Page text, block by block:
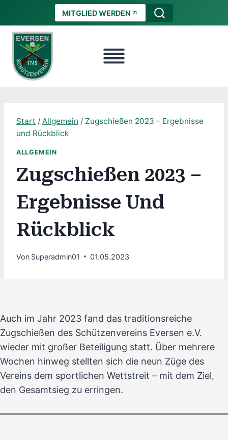
springen
MITGLIED WERDEN
Start / Allgemein / Zugschießen 2023 – Ergebnisse
und Rückblick
ALLGEMEIN
Zugschießen 2023 –
Ergebnisse Und
Rückblick
Von Superadmin01 01.05.2023
Auch im Jahr 2023 fand das traditionsreiche
Zugschießen des Schützenvereins Eversen e.V.
wieder mit großer Beteiligung statt. Über mehrere
Wochen hinweg stellten sich die neun Züge des
Vereins dem sportlichen Wettstreit – mit dem Ziel,
den Gesamtsieg zu erringen.